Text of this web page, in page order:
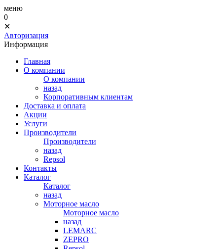
меню
0
✕
Авторизация
Информация
Главная
О компании
О компании
назад
Корпоративным клиентам
Доставка и оплата
Акции
Услуги
Производители
Производители
назад
Repsol
Контакты
Каталог
Каталог
назад
Моторное масло
Моторное масло
назад
LEMARC
ZEPRO